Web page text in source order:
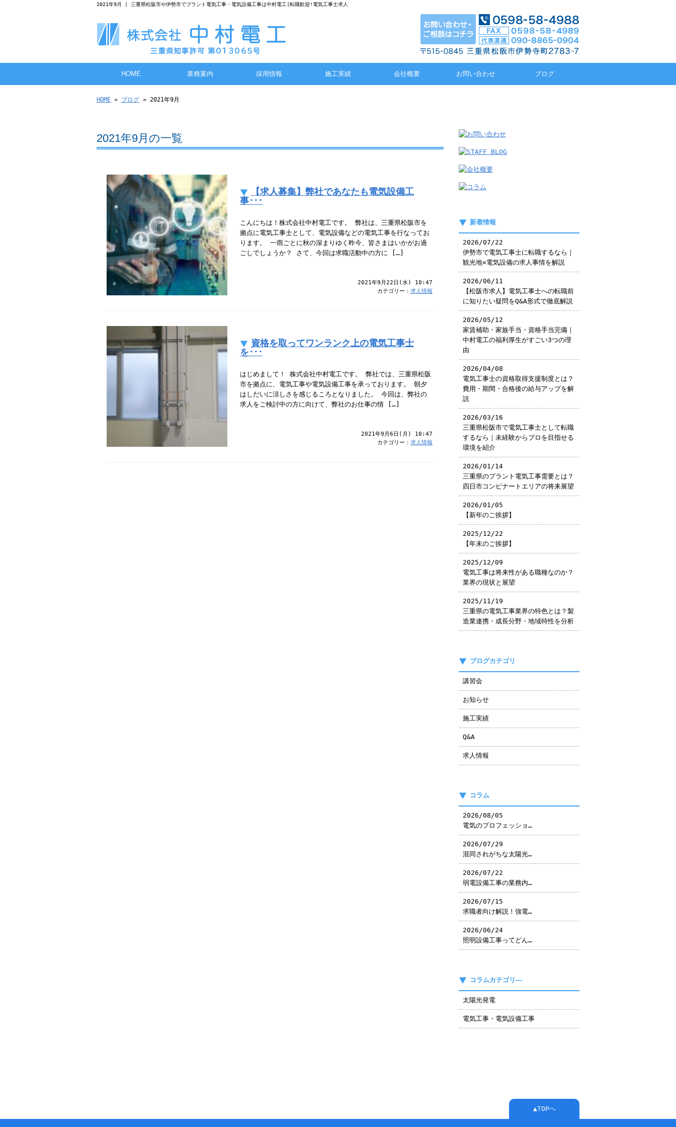
2021年9月 | 三重県松阪市や伊勢市でプラント電気工事・電気設備工事は中村電工|転職歓迎!電気工事士求人
HOME 業務案内 採用情報 施工実績 会社概要 お問い合わせ ブログ
HOME » ブログ » 2021年9月
2021年9月の一覧
【求人募集】弊社であなたも電気設備工
事･･･
こんにちは！株式会社中村電工です。 弊社は、三重県松阪市を
拠点に電気工事士として、電気設備などの電気工事を行なってお
ります。 一雨ごとに秋の深まりゆく昨今、皆さまはいかがお過
ごしでしょうか？ さて、今回は求職活動中の方に […]
2021年9月22日(水) 10:47
カテゴリー： 求人情報
資格を取ってワンランク上の電気工事士
を･･･
はじめまして！ 株式会社中村電工です。 弊社では、三重県松阪
市を拠点に、電気工事や電気設備工事を承っております。 朝夕
はしだいに涼しさを感じるころとなりました。 今回は、弊社の
求人をご検討中の方に向けて、弊社のお仕事の情 […]
2021年9月6日(月) 10:47
カテゴリー： 求人情報
新着情報
2026/07/22
伊勢市で電気工事士に転職するなら｜
観光地×電気設備の求人事情を解説
2026/06/11
【松阪市求人】電気工事士への転職前
に知りたい疑問をQ&A形式で徹底解説
2026/05/12
家賃補助・家族手当・資格手当完備｜
中村電工の福利厚生がすごい3つの理
由
2026/04/08
電気工事士の資格取得支援制度とは？
費用・期間・合格後の給与アップを解
説
2026/03/16
三重県松阪市で電気工事士として転職
するなら｜未経験からプロを目指せる
環境を紹介
2026/01/14
三重県のプラント電気工事需要とは？
四日市コンビナートエリアの将来展望
2026/01/05
【新年のご挨拶】
2025/12/22
【年末のご挨拶】
2025/12/09
電気工事は将来性がある職種なのか？
業界の現状と展望
2025/11/19
三重県の電気工事業界の特色とは？製
造業連携・成長分野・地域特性を分析
ブログカテゴリ
講習会
お知らせ
施工実績
Q&A
求人情報
コラム
2026/08/05
電気のプロフェッショ…
2026/07/29
混同されがちな太陽光…
2026/07/22
弱電設備工事の業務内…
2026/07/15
求職者向け解説！強電…
2026/06/24
照明設備工事ってどん…
コラムカテゴリ―
太陽光発電
電気工事・電気設備工事
▲TOPへ